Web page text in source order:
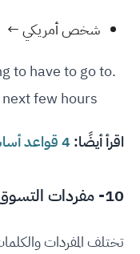
شخص أمريكي ←
to have to go to
few hours
اقرأ أيضًا: 4 قواعد أساسية لتعلم المحادثة باللغة الانجليزية
10- مفردات التسوق
تختلف المفردات